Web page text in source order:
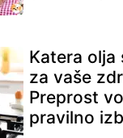
Katera olja
za vaše
Preprost
pravilno